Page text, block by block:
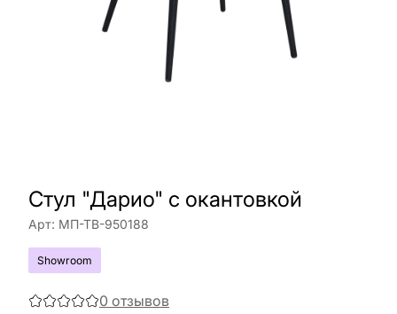
Стул "Дарио" с окантовкой
Арт: МП-ТВ-950188
Showroom
0 отзывов